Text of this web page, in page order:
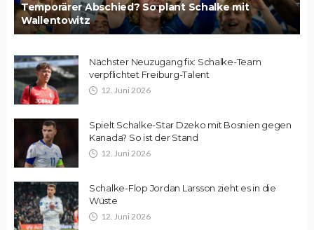
Temporärer Abschied? So plant Schalke mit
Wallentowitz
Nächster Neuzugang fix: Schalke-Team
verpflichtet Freiburg-Talent
12. Juni 2026
Spielt Schalke-Star Dzeko mit Bosnien gegen
Kanada? So ist der Stand
12. Juni 2026
Schalke-Flop Jordan Larsson zieht es in die
Wüste
12. Juni 2026